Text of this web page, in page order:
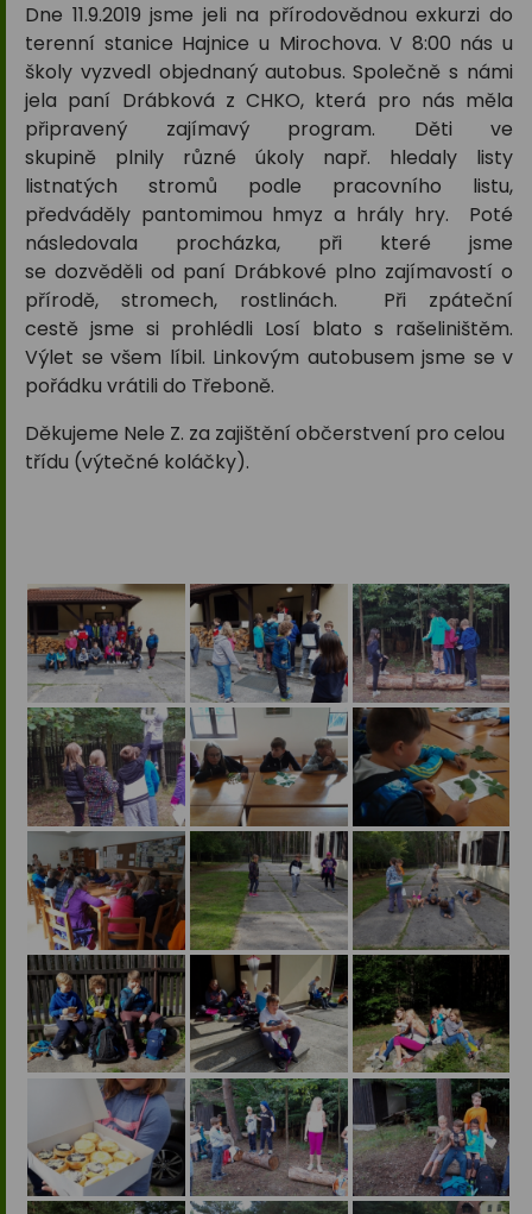
Dne 11.9.2019 jsme jeli na přírodovědnou exkurzi do
terenní stanice Hajnice u Mirochova. V 8:00 nás u
školy vyzvedl objednaný autobus. Společně s námi
jela paní Drábková z CHKO, která pro nás měla
připravený zajímavý program. Děti ve
skupině plnily různé úkoly např. hledaly listy
listnatých stromů podle pracovního listu,
předváděly pantomimou hmyz a hrály hry. Poté
následovala procházka, při které jsme
se dozvěděli od paní Drábkové plno zajímavostí o
přírodě, stromech, rostlinách. Při zpáteční
cestě jsme si prohlédli Losí blato s rašeliništěm.
Výlet se všem líbil. Linkovým autobusem jsme se v
pořádku vrátili do Třeboně.
Děkujeme Nele Z. za zajištění občerstvení pro celou
třídu (výtečné koláčky).